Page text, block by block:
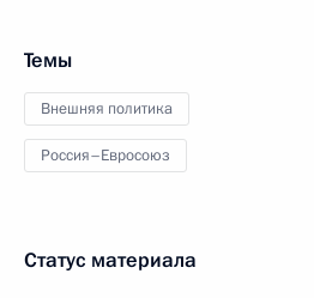
Темы
Внешняя политика
Россия–Евросоюз
Статус материала